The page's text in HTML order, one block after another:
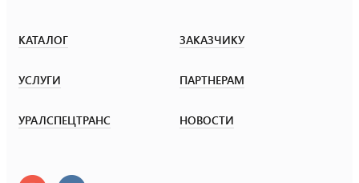
КАТАЛОГ ЗАКАЗЧИКУ
УСЛУГИ ПАРТНЕРАМ
УРАЛСПЕЦТРАНС НОВОСТИ